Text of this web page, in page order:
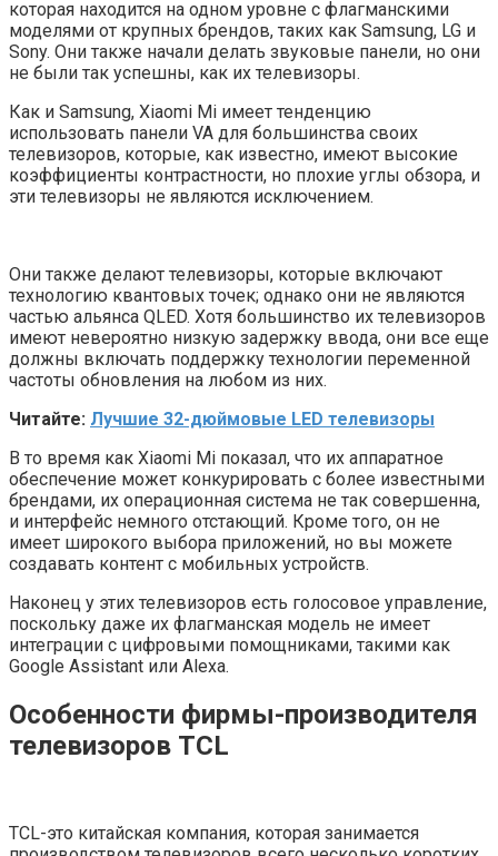
которая находится на одном уровне с флагманскими
моделями от крупных брендов, таких как Samsung, LG и
Sony. Они также начали делать звуковые панели, но они
не были так успешны, как их телевизоры.
Как и Samsung, Xiaomi Mi имеет тенденцию
использовать панели VA для большинства своих
телевизоров, которые, как известно, имеют высокие
коэффициенты контрастности, но плохие углы обзора, и
эти телевизоры не являются исключением.
Они также делают телевизоры, которые включают
технологию квантовых точек; однако они не являются
частью альянса QLED. Хотя большинство их телевизоров
имеют невероятно низкую задержку ввода, они все еще
должны включать поддержку технологии переменной
частоты обновления на любом из них.
Читайте: Лучшие 32-дюймовые LED телевизоры
В то время как Xiaomi Mi показал, что их аппаратное
обеспечение может конкурировать с более известными
брендами, их операционная система не так совершенна,
и интерфейс немного отстающий. Кроме того, он не
имеет широкого выбора приложений, но вы можете
создавать контент с мобильных устройств.
Наконец у этих телевизоров есть голосовое управление,
поскольку даже их флагманская модель не имеет
интеграции с цифровыми помощниками, такими как
Google Assistant или Alexa.
Особенности фирмы-производителя
телевизоров TCL
TCL-это китайская компания, которая занимается